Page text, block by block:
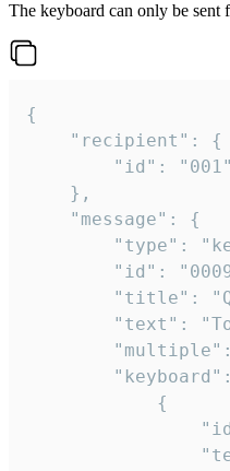
The keyboard can only be sent
{